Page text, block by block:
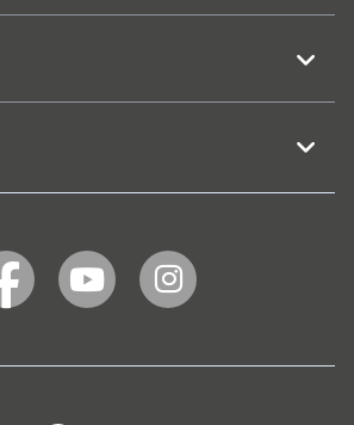
WERTGARANTIE
auf
WERTGARANTIE
auf